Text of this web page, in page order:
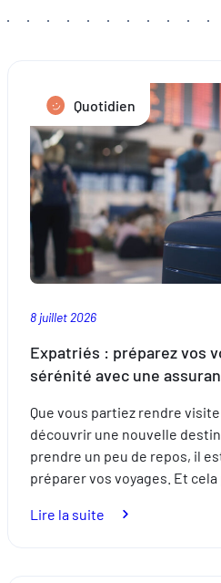
Quotidien
8 juillet 2026
Expatriés : préparez vos
sérénité avec une
Que vous partiez rendre
découvrir une nouvelle
prendre un peu de repos, il
préparer vos voyages. Et cela
Lire la suite